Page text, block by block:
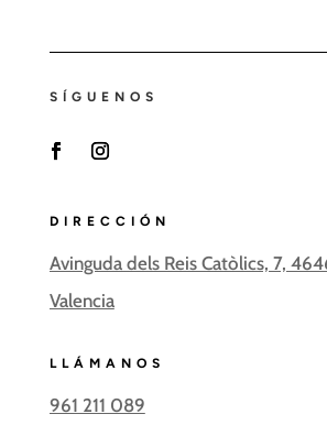
SÍGUENOS
s
a
r
m
DIRECCIÓN
Avinguda dels Reis Catòlics, 7,
Valencia
LLÁMANOS
961 211 089